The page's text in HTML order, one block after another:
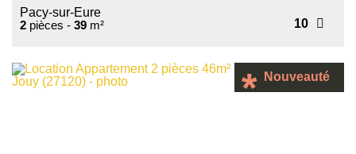
Pacy-sur-Eure
2 pièces - 39 m² 10
Nouveauté